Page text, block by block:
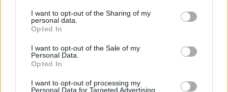
not limited to your visit or usage behaviour. You may click to
grant or deny consent to Google and its third-party tags to
use your data for below specified purposes in below Google
consent section.
I want to opt-out of the Sharing of my
personal data.
Opted In
I want to opt-out of the Sale of my
Personal Data.
Opted In
I want to opt-out of processing my
Personal Data for Targeted Advertising.
ezer forint értékű kulturális utalványt kap,
amit a Széchenyi Fürdőben, a Szépművészeti
is beválthat majd. A második helyezett
jutalma 50 ezer forint készpénz és 15 ezer
ezer forint készpénz és 10 ezer forint értékű